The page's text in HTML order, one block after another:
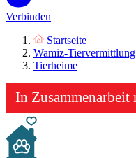
Verbinden
Startseite
Wamiz-Tiervermittlung
Tierheime